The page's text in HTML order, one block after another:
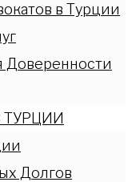
в Турции
Долгов